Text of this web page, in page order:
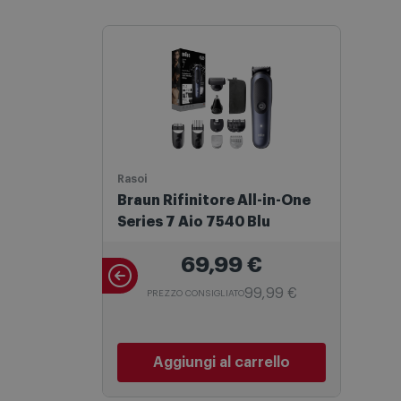
Rasoi
Braun Rifinitore All-in-One
Series 7 Aio 7540 Blu
69,99 €
PREZZO CONSIGLIATO99,99 €
Aggiungi al carrello